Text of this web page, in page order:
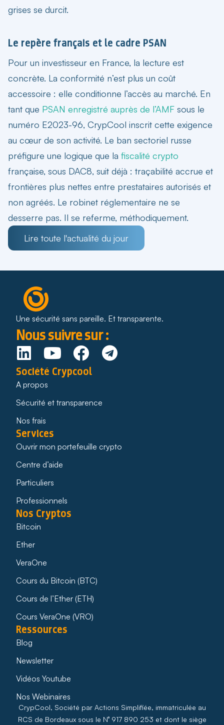
grises se durcit.
Le repère français et le cadre PSAN
Pour un investisseur en France, la lecture est
concrète. La conformité n’est plus un coût
accessoire : elle conditionne l’accès au marché. En
tant que PSAN enregistré auprès de l’AMF sous le
numéro E2023-96, CrypCool inscrit cette exigence
au cœur de son activité. Le ban sectoriel russe
préfigure une logique que la fiscalité crypto
française, sous DAC8, suit déjà : traçabilité accrue et
frontières plus nettes entre prestataires autorisés et
non agréés. Le robinet réglementaire ne se
desserre pas. Il se referme, méthodiquement.
Lire toute l'actualité du jour
Une sécurité sans pareille. Et transparente.
Nous suivre sur :
Société Crypcool
A propos
Sécurité et transparence
Nos frais
Services
Ouvrir mon portefeuille crypto
Centre d’aide
Particuliers
Professionnels
Nos Cryptos
Bitcoin
Ether
VeraOne
Cours du Bitcoin (BTC)
Cours de l’Ether (ETH)
Cours VeraOne (VRO)
Ressources
Blog
Newsletter
Vidéos Youtube
Nos Webinaires
CrypCool, Société par Actions Simplifiée, immatriculée au
RCS de Bordeaux sous le N° 917 890 253 et dont le siège